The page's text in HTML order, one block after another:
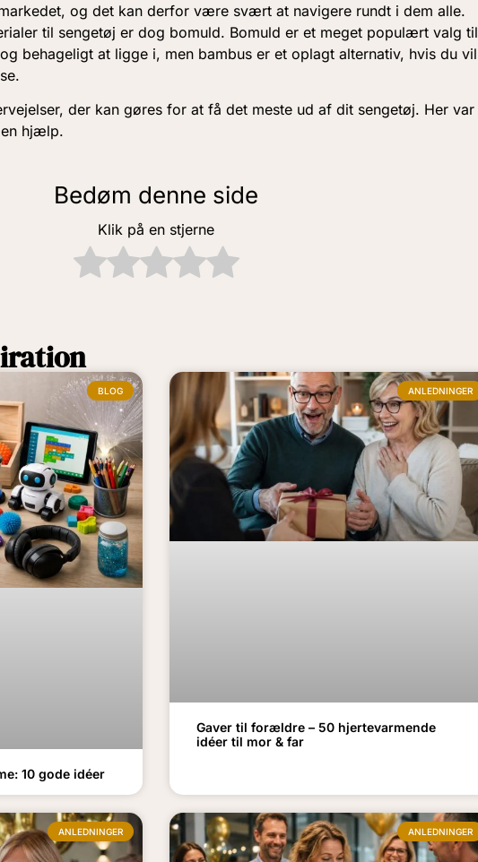
og det kan derfor være svært at navigere rundt i dem alle.
til sengetøj er dog bomuld. Bomuld er et meget populært valg til
behageligt at ligge i, men bambus er et oplagt alternativ, hvis du vil
der kan gøres for at få det meste ud af dit sengetøj. Her var
hjælp.
Bedøm denne side
Klik på en stjerne
BLOG
10 gode idéer
ANLEDNINGER
Gaver til forældre – 50 hjertevarmende
idéer til mor & far
ANLEDNINGER ANLEDNINGER